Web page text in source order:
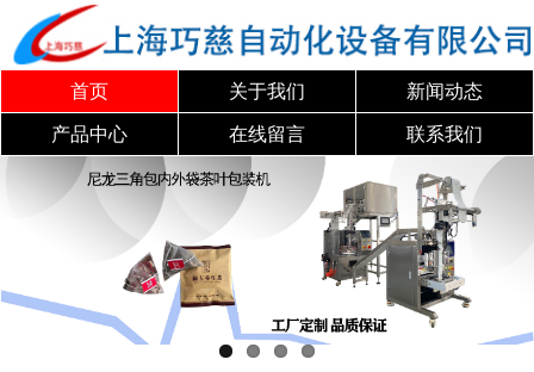
首页 关于我们 新闻动态
产品中心 在线留言 联系我们